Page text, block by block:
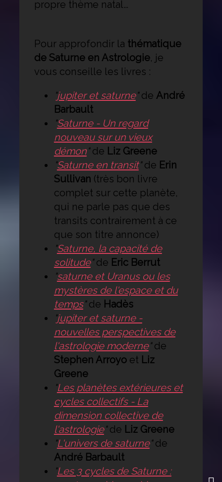
propre thème natal…
Pour approfondir la thématique
de Saturne en Astrologie, je
vous conseille les livres :
"jupiter et saturne"de André
Barbault
"Saturne - Un regard
nouveau sur un vieux
démon"de Liz Greene
"Saturne en transit"de Erin
Sullivan (très bon livre
complet sur cette planète,
qui ne parle pas que des
transits contrairement à ce
que son titre annonce)
"Saturne, la capacité de
solitude"de Eric Berrut
"saturne et Uranus ou les
mystères de l'espace et du
temps"de Hadès
"jupiter et saturne -
nouvelles perspectives de
l'astrologie moderne"de
Stephen Arroyoet Liz
Greene
"Les planètes extérieures et
cycles collectifs - La
dimension collective de
l'astrologie"de Liz Greene
"L'univers de saturne"de
André Barbault
"Les 3 cycles de Saturne :